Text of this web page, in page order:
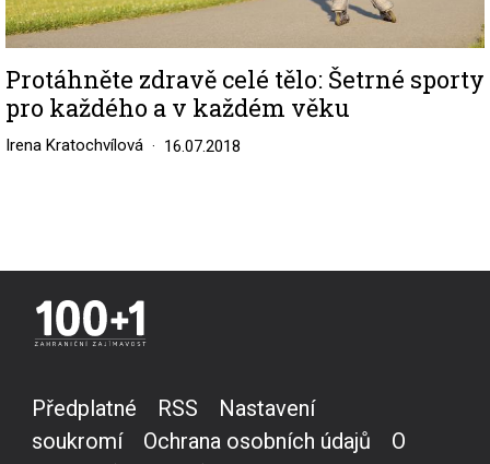
Protáhněte zdravě celé tělo: Šetrné sporty
pro každého a v každém věku
Irena Kratochvílová 16.07.2018
Předplatné RSS
Nastavení
soukromí
Ochrana osobních údajů
O